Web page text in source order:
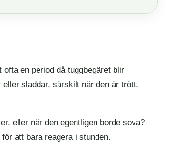
en period då tuggbegäret blir
sladdar, särskilt när den är trött,
eller när den egentligen borde sova?
att bara reagera i stunden.